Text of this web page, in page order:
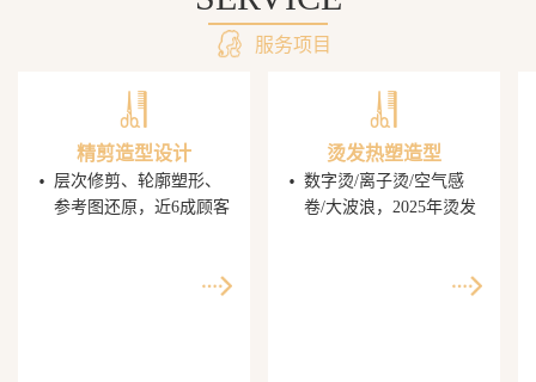
服务项目
精剪造型设计
· 层次修剪、轮廓塑形、
参考图还原，近6成顾客
烫发热塑造型
· 数字烫/离子烫/空气感
卷/大波浪，2025年烫发
世代最爱分享的发型设